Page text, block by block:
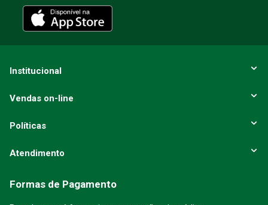
Institucional
Vendas on-line
Políticas
Atendimento
Formas de Pagamento